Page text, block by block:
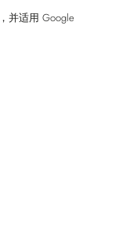
并适用 Google